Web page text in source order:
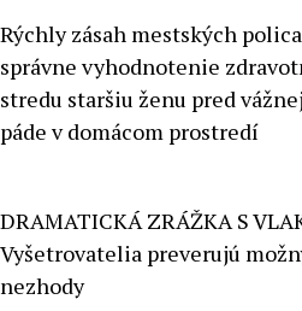
Rýchly zásah mestských
správne vyhodnotenie
stredu staršiu ženu pred
páde v domácom prostredí
DRAMATICKÁ ZRÁŽKA S
Vyšetrovatelia preverujú
nezhody